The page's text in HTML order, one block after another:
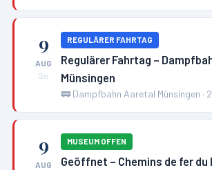
9
AUG
So
REGULÄRER FAHRTAG
Regulärer Fahrtag –
Münsingen
🚃 Dampfbahn Aaretal Münsingen ·
9
AUG
MUSEUM OFFEN
Geöffnet – Chemins de fer du